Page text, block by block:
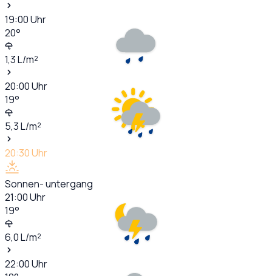
19:00Uhr
20°
1,3L/m²
20:00Uhr
19°
5,3L/m²
20:30Uhr
Sonnen- untergang
21:00Uhr
19°
6,0L/m²
22:00Uhr